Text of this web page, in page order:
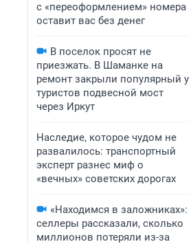
с «переоформлением» номера
оставит вас без денег
В поселок просят не
приезжать. В Шаманке на
ремонт закрыли популярный у
туристов подвесной мост
через Иркут
Наследие, которое чудом не
развалилось: транспортный
эксперт разнес миф о
«вечных» советских дорогах
«Находимся в заложниках»:
селлеры рассказали, сколько
миллионов потеряли из-за